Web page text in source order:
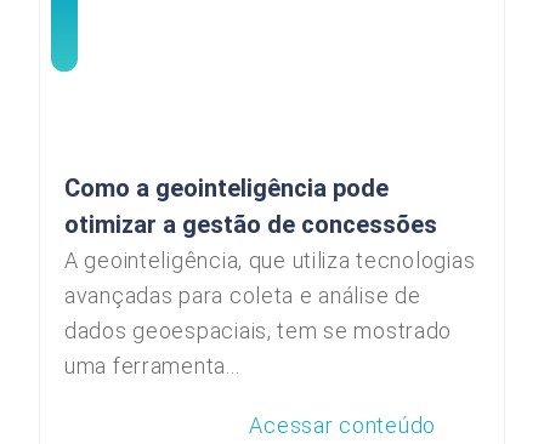
Como a geointeligência pode
otimizar a gestão de concessões
A geointeligência, que utiliza tecnologias
avançadas para coleta e análise de
dados geoespaciais, tem se mostrado
uma ferramenta...
Acessar conteúdo